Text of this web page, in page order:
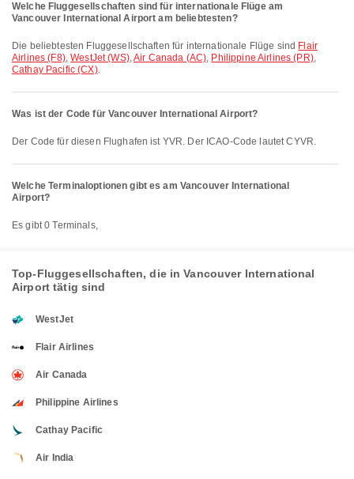
Welche Fluggesellschaften sind für internationale Flüge am
Vancouver International Airport am beliebtesten?
Die beliebtesten Fluggesellschaften für internationale Flüge sind Flair
Airlines (F8),WestJet (WS),Air Canada (AC), Philippine Airlines (PR),
Cathay Pacific (CX).
Was ist der Code für Vancouver International Airport?
Der Code für diesen Flughafen ist YVR. Der ICAO-Code lautet CYVR.
Welche Terminaloptionen gibt es am Vancouver International
Airport?
Es gibt 0 Terminals,
Top-Fluggesellschaften, die in Vancouver International
Airport tätig sind
WestJet
Flair Airlines
Air Canada
Philippine Airlines
Cathay Pacific
Air India